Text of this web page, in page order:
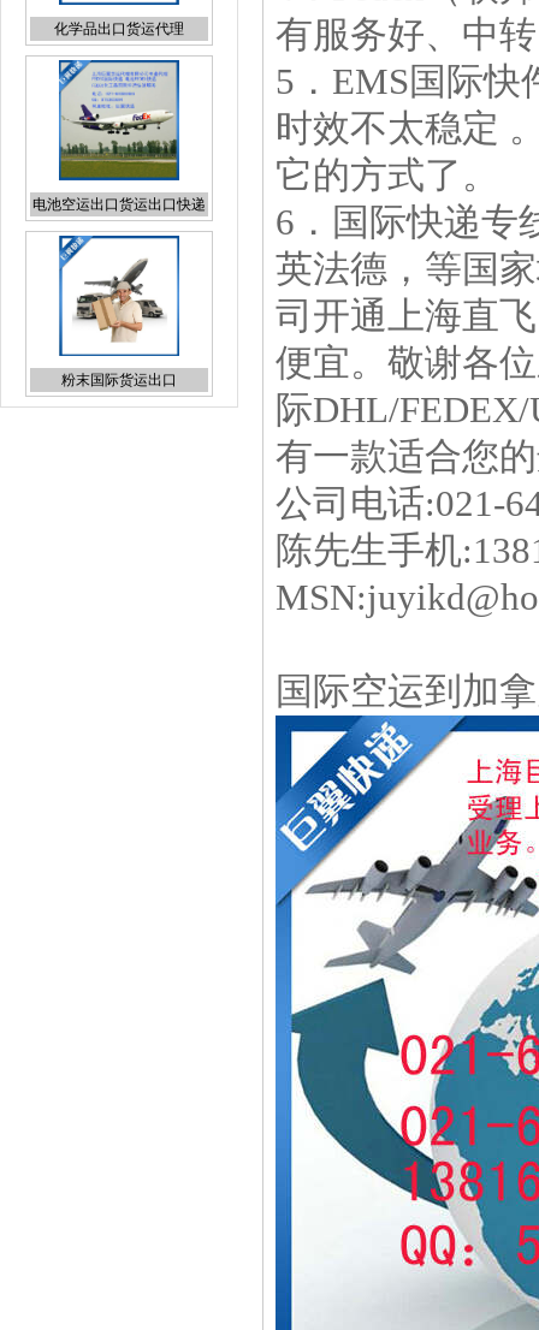
电池空运出口货运出口快递
出口
粉末国际货运出口
日本专线国际货代报价
有服务好、中
5．EMS国际快
时效不太稳定
它的方式了。
6．国际快递专
英法德，等国
司开通上海直
便宜。敬谢各
际DHL/
有一款适合您
公司电话:021-
陈先生手
国际空运到加